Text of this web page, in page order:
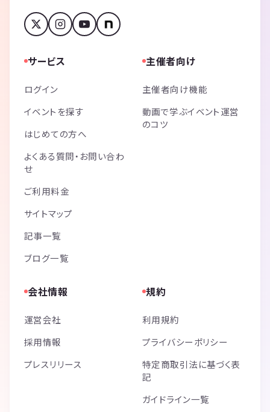
2024/06/22 【限定】尖った鎧岳と丸い兜岳
中止 (天候の都合)
2024/06/28 (018) 〜 6/30【限定】西日本屈指の稜線美、剣山
中止 (天候の都合)
2024/07/19夜 〜 2024/07/21 (019) 立山三山縦走
ハイキング：8名参加 (初参加：0名) 満員御礼🈵
ハイキング：10名参加 (初参加：2名)
2024/08/02夜 〜 2024/08/04 (021) 霊峰白山 (砂防新道 → 観光新道)
ハイキング：12名参加 (初参加：0名)
2024/08/12 (022) 三好山・摂津峡ハイキングとビアガーデン
2024/08/23夜 〜 08/25 (023) 美しすぎる！標高2000mのお気軽高原ハイ
ハイキング：15名参加 満員御礼🈵
ハイキング：13名参加
サービス
ログイン
イベントを探す
はじめての方へ
よくある質問・お問い合わ
せ
ご利用料金
サイトマップ
記事一覧
ブログ一覧
主催者向け
主催者向け機能
動画で学ぶイベント運営
のコツ
会社情報
運営会社
採用情報
プレスリリース
規約
利用規約
プライバシーポリシー
特定商取引法に基づく表
記
ガイドライン一覧